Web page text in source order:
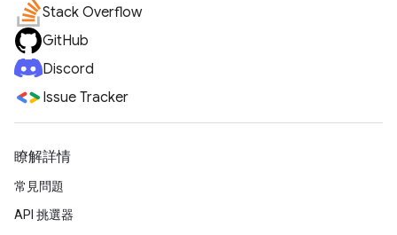
Stack Overflow
GitHub
Discord
Issue Tracker
瞭解詳情
常見問題
API 挑選器